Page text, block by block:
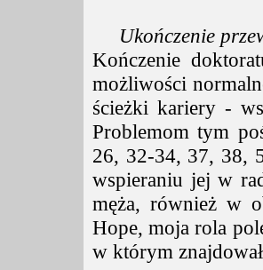
Ukończenie
Kończenie
możliwości
ścieżki kariery -
Problemom tym
26, 32-34, 37, 38,
wspieraniu jej w
męża, również w
Hope, moja rola
w którym